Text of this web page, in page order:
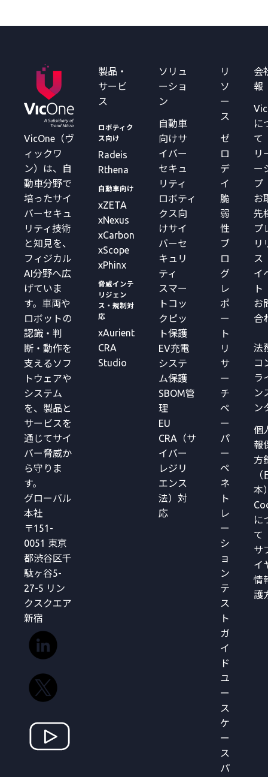
VicOne（ヴ
ィックワ
ン）は、自
動車分野で
培ったサイ
バーセキュ
リティ技術
と知見を、
フィジカル
AI分野へ広
げていま
す。車両や
ロボットの
認識・判
断・動作を
支えるソフ
トウェアや
システム
を、製品と
サービスを
通じてサイ
バー脅威か
ら守りま
す。
グローバル
本社
〒151-
0051 東京
都渋谷区千
駄ヶ谷5-
27-5 リン
クスクエア
新宿
製品・
サービ
ス
ロボティク
ス向け
Radeis
Rthena
自動車向け
xZETA
xNexus
xCarbon
xScope
xPhinx
脅威インテ
リジェン
ス・規制対
応
xAurient
CRA
Studio
ソリュ
ーショ
ン
自動車
向けサ
イバー
セキュ
リティ
ロボティ
クス向
けサイ
バーセ
キュリ
ティ
スマー
トコッ
クピッ
ト保護
EV充電
システ
ム保護
SBOM管
理
EU
CRA（サ
イバー
レジリ
エンス
法）対
応
リ
ソ
ー
ス
ゼ
ロ
デ
イ
脆
弱
性
ブ
ロ
グ
レ
ポ
ー
ト
リ
サ
ー
チ
ペ
ー
パ
ー
ペ
ネ
ト
レ
ー
シ
ョ
ン
テ
ス
ト
ガ
イ
ド
ユ
ー
ス
ケ
ー
ス
パ
会
報
に
て
リ
ー
プ
お
先
プ
リ
ス
イ
ト
お
合
法
コ
ラ
ン
ン
個
報
方
（
本
に
て
サ
イ
情
護